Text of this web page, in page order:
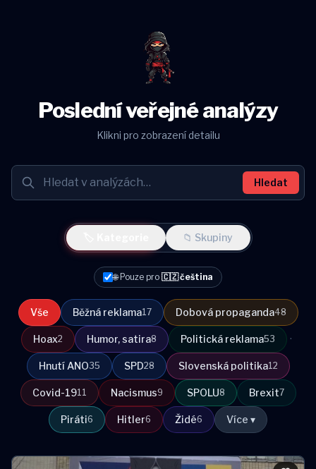
Poslední veřejné analýzy
Klikni pro zobrazení detailu
Hledat
📁 Skupiny
🌐 Pouze pro 🇨🇿 čeština
Vše Běžná reklama17 Dobová propaganda48
Hoax2 Humor, satira8 Politická reklama53 ·
Hnutí ANO35 SPD28 Slovenská politika12
Covid-1911 Nacismus9 SPOLU8 Brexit7
Piráti6 Hitler6 Židé6 Více ▾